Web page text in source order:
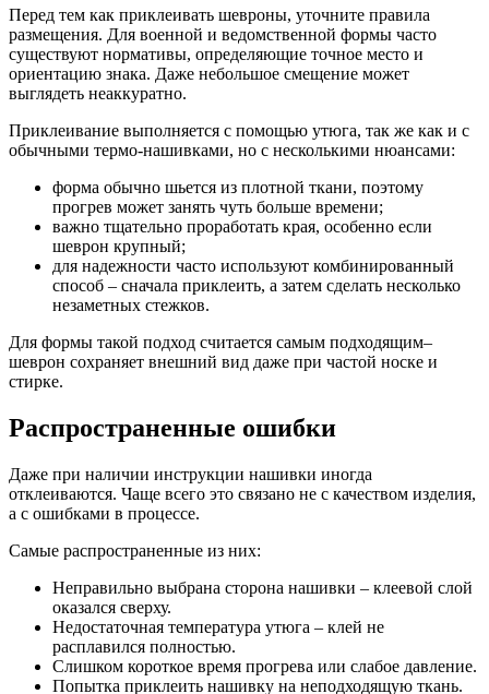
Перед тем как приклеивать шевроны, уточните правила
размещения. Для военной и ведомственной формы часто
существуют нормативы, определяющие точное место и
ориентацию знака. Даже небольшое смещение может
выглядеть неаккуратно.
Приклеивание выполняется с помощью утюга, так же как и с
обычными термо-нашивками, но с несколькими нюансами:
форма обычно шьется из плотной ткани, поэтому
прогрев может занять чуть больше времени;
важно тщательно проработать края, особенно если
шеврон крупный;
для надежности часто используют комбинированный
способ – сначала приклеить, а затем сделать несколько
незаметных стежков.
Для формы такой подход считается самым подходящим–
шеврон сохраняет внешний вид даже при частой носке и
стирке.
Распространенные ошибки
Даже при наличии инструкции нашивки иногда
отклеиваются. Чаще всего это связано не с качеством изделия,
а с ошибками в процессе.
Самые распространенные из них:
Неправильно выбрана сторона нашивки – клеевой слой
оказался сверху.
Недостаточная температура утюга – клей не
расплавился полностью.
Слишком короткое время прогрева или слабое давление.
Попытка приклеить нашивку на неподходящую ткань.